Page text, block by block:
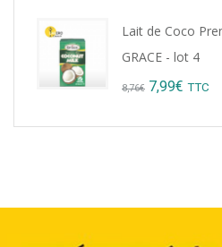
Lait de Coco
GRACE - lot 4
8,76€ Original
7,99€ Current
TTC